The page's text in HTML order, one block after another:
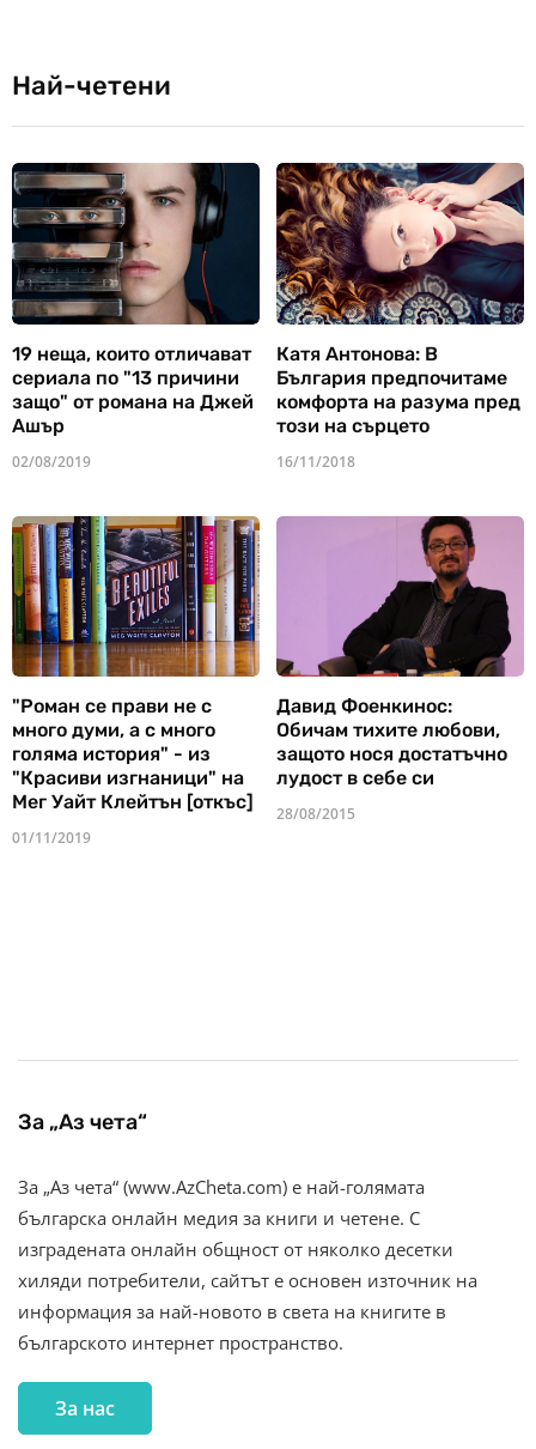
Най-четени
19 неща, които отличават
сериала по "13 причини
защо" от романа на Джей
Ашър
02/08/2019
Катя Антонова: В
България предпочитаме
комфорта на разума пред
този на сърцето
16/11/2018
"Роман се прави не с
много думи, а с много
голяма история" - из
"Красиви изгнаници" на
Мег Уайт Клейтън [откъс]
01/11/2019
Давид Фоенкинос:
Обичам тихите любови,
защото нося достатъчно
лудост в себе си
28/08/2015
За „Аз чета“
За „Аз чета“ (www.AzCheta.com) е най-голямата
българска онлайн медия за книги и четене. С
изградената онлайн общност от няколко десетки
хиляди потребители, сайтът е основен източник на
информация за най-новото в света на книгите в
българското интернет пространство.
За нас